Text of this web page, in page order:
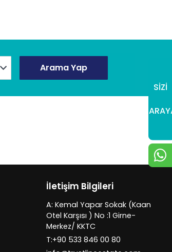
SİZİ
Arama Yap
İletişim Bilgileri
A: Kemal Yapar Sokak (Kaan
Otel Karşısı ) No :1 Girne-
Merkez/ KKTC
T:+90 533 846 00 80